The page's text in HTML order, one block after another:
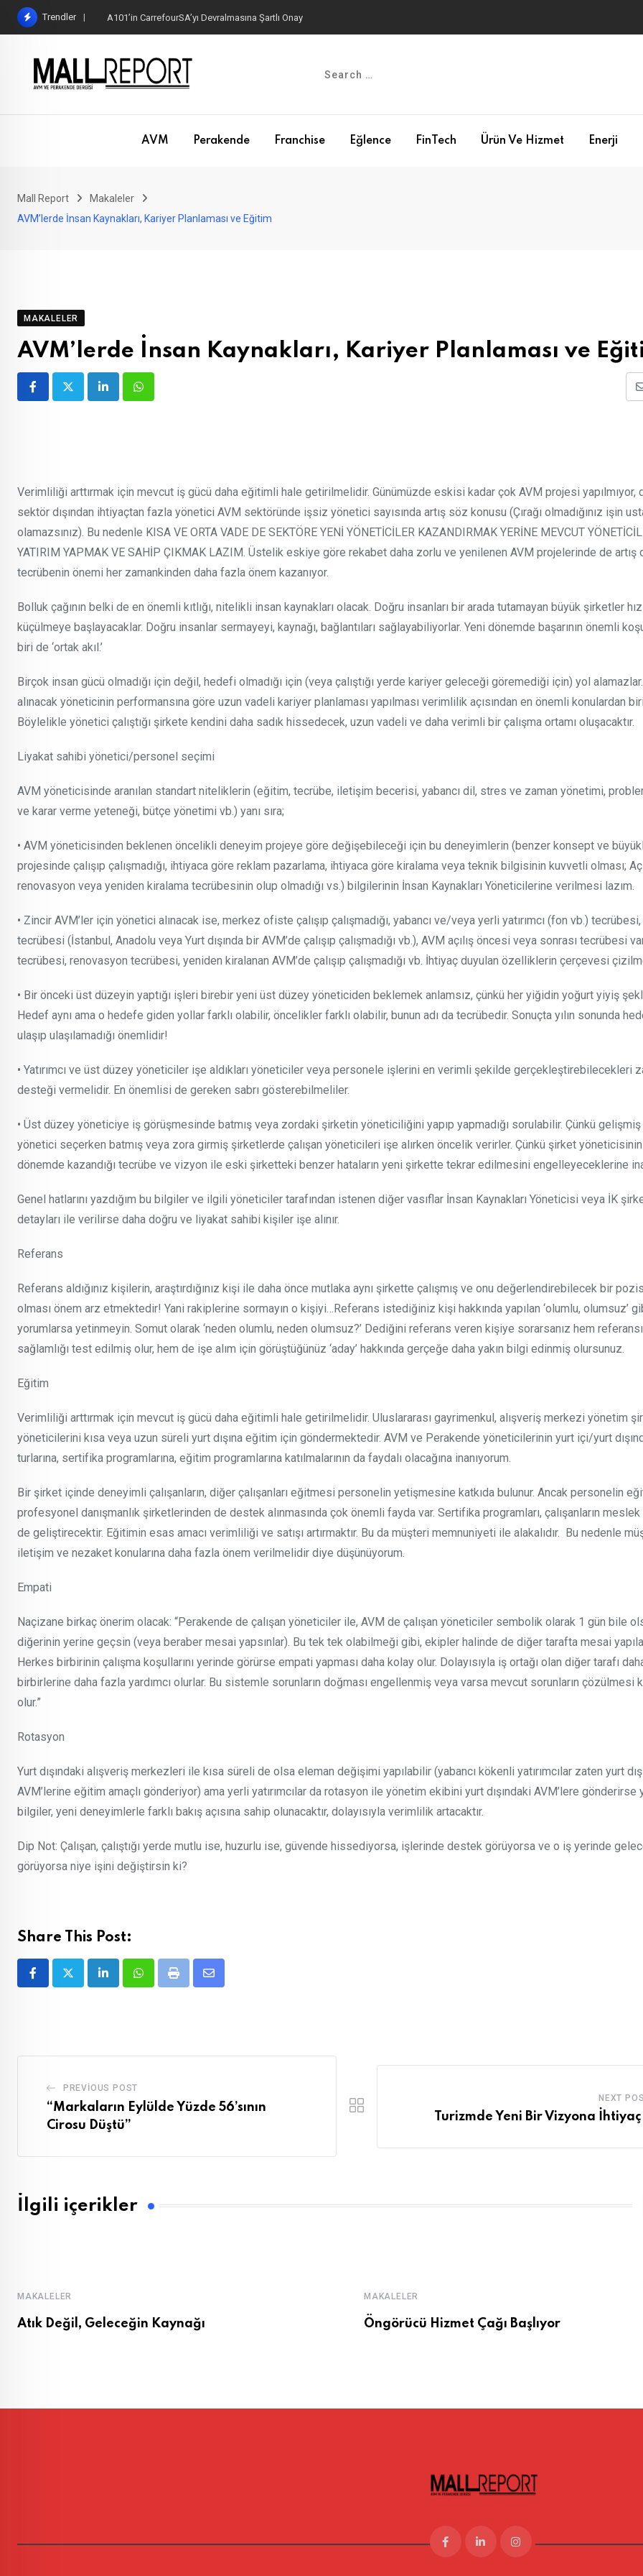
Skip
Trendler A101’in CarrefourSA’yı Devralmasına Şartlı Onay
AVM Perakende Franchise Eğlence FinTech Ürün Ve Hizmet Enerji
Mall Report
Makaleler
AVM’lerde İnsan Kaynakları, Kariyer Planlaması ve Eğitim
MAKALELER
AVM’lerde İnsan Kaynakları, Kariyer Planlaması ve
LinkedInWhatsapp
Verimliliği arttırmak için mevcut iş gücü daha eğitimli hale getirilmelidir. Günümüzde eskisi kadar çok AVM projesi yapılmıyor,
sektör dışından ihtiyaçtan fazla yönetici AVM sektöründe işsiz yönetici sayısında artış söz konusu (Çırağı olmadığınız işin
olamazsınız). Bu nedenle KISA VE ORTA VADE DE SEKTÖRE YENİ YÖNETİCİLER KAZANDIRMAK YERİNE MEVCUT
YATIRIM YAPMAK VE SAHİP ÇIKMAK LAZIM. Üstelik eskiye göre rekabet daha zorlu ve yenilenen AVM projelerinde de artış
tecrübenin önemi her zamankinden daha fazla önem kazanıyor.
Bolluk çağının belki de en önemli kıtlığı, nitelikli insan kaynakları olacak. Doğru insanları bir arada tutamayan büyük şirketler
küçülmeye başlayacaklar. Doğru insanlar sermayeyi, kaynağı, bağlantıları sağlayabiliyorlar. Yeni dönemde başarının önemli
biri de ‘ortak akıl.’
Birçok insan gücü olmadığı için değil, hedefi olmadığı için (veya çalıştığı yerde kariyer geleceği göremediği için) yol
alınacak yöneticinin performansına göre uzun vadeli kariyer planlaması yapılması verimlilik açısından en önemli konulardan
Böylelikle yönetici çalıştığı şirkete kendini daha sadık hissedecek, uzun vadeli ve daha verimli bir çalışma ortamı oluşacaktır.
Liyakat sahibi yönetici/personel seçimi
AVM yöneticisinde aranılan standart niteliklerin (eğitim, tecrübe, iletişim becerisi, yabancı dil, stres ve zaman yönetimi,
ve karar verme yeteneği, bütçe yönetimi vb.) yanı sıra;
• AVM yöneticisinden beklenen öncelikli deneyim projeye göre değişebileceği için bu deneyimlerin (benzer konsept ve
projesinde çalışıp çalışmadığı, ihtiyaca göre reklam pazarlama, ihtiyaca göre kiralama veya teknik bilgisinin kuvvetli olması;
renovasyon veya yeniden kiralama tecrübesinin olup olmadığı vs.) bilgilerinin İnsan Kaynakları Yöneticilerine verilmesi lazım.
• Zincir AVM’ler için yönetici alınacak ise, merkez ofiste çalışıp çalışmadığı, yabancı ve/veya yerli yatırımcı (fon vb.)
tecrübesi (İstanbul, Anadolu veya Yurt dışında bir AVM’de çalışıp çalışmadığı vb.), AVM açılış öncesi veya sonrası tecrübesi
tecrübesi, renovasyon tecrübesi, yeniden kiralanan AVM’de çalışıp çalışmadığı vb. İhtiyaç duyulan özelliklerin çerçevesi
• Bir önceki üst düzeyin yaptığı işleri birebir yeni üst düzey yöneticiden beklemek anlamsız, çünkü her yiğidin yoğurt yiyiş
Hedef aynı ama o hedefe giden yollar farklı olabilir, öncelikler farklı olabilir, bunun adı da tecrübedir. Sonuçta yılın sonunda
ulaşıp ulaşılamadığı önemlidir!
• Yatırımcı ve üst düzey yöneticiler işe aldıkları yöneticiler veya personele işlerini en verimli şekilde gerçekleştirebilecekleri
desteği vermelidir. En önemlisi de gereken sabrı gösterebilmeliler.
• Üst düzey yöneticiye iş görüşmesinde batmış veya zordaki şirketin yöneticiliğini yapıp yapmadığı sorulabilir. Çünkü
yönetici seçerken batmış veya zora girmiş şirketlerde çalışan yöneticileri işe alırken öncelik verirler. Çünkü şirket
dönemde kazandığı tecrübe ve vizyon ile eski şirketteki benzer hataların yeni şirkette tekrar edilmesini engelleyeceklerine
Genel hatlarını yazdığım bu bilgiler ve ilgili yöneticiler tarafından istenen diğer vasıflar İnsan Kaynakları Yöneticisi veya İK
detayları ile verilirse daha doğru ve liyakat sahibi kişiler işe alınır.
Referans
Referans aldığınız kişilerin, araştırdığınız kişi ile daha önce mutlaka aynı şirkette çalışmış ve onu değerlendirebilecek bir
olması önem arz etmektedir! Yani rakiplerine sormayın o kişiyi…Referans istediğiniz kişi hakkında yapılan ‘olumlu, olumsuz’
yorumlarsa yetinmeyin. Somut olarak ‘neden olumlu, neden olumsuz?’ Dediğini referans veren kişiye sorarsanız hem
sağlamlığı test edilmiş olur, hem de işe alım için görüştüğünüz ‘aday’ hakkında gerçeğe daha yakın bilgi edinmiş olursunuz.
Eğitim
Verimliliği arttırmak için mevcut iş gücü daha eğitimli hale getirilmelidir. Uluslararası gayrimenkul, alışveriş merkezi yönetim
yöneticilerini kısa veya uzun süreli yurt dışına eğitim için göndermektedir. AVM ve Perakende yöneticilerinin yurt içi/yurt
turlarına, sertifika programlarına, eğitim programlarına katılmalarının da faydalı olacağına inanıyorum.
Bir şirket içinde deneyimli çalışanların, diğer çalışanları eğitmesi personelin yetişmesine katkıda bulunur. Ancak personelin
profesyonel danışmanlık şirketlerinden de destek alınmasında çok önemli fayda var. Sertifika programları, çalışanların
de geliştirecektir. Eğitimin esas amacı verimliliği ve satışı artırmaktır. Bu da müşteri memnuniyeti ile alakalıdır. Bu nedenle
iletişim ve nezaket konularına daha fazla önem verilmelidir diye düşünüyorum.
Empati
Naçizane birkaç önerim olacak: “Perakende de çalışan yöneticiler ile, AVM de çalışan yöneticiler sembolik olarak 1 gün bile
diğerinin yerine geçsin (veya beraber mesai yapsınlar). Bu tek tek olabilmeği gibi, ekipler halinde de diğer tarafta mesai
Herkes birbirinin çalışma koşullarını yerinde görürse empati yapması daha kolay olur. Dolayısıyla iş ortağı olan diğer tarafı
birbirlerine daha fazla yardımcı olurlar. Bu sistemle sorunların doğması engellenmiş veya varsa mevcut sorunların çözülmesi
olur.”
Rotasyon
Yurt dışındaki alışveriş merkezleri ile kısa süreli de olsa eleman değişimi yapılabilir (yabancı kökenli yatırımcılar zaten yurt
AVM’lerine eğitim amaçlı gönderiyor) ama yerli yatırımcılar da rotasyon ile yönetim ekibini yurt dışındaki AVM’lere gönderirse
bilgiler, yeni deneyimlerle farklı bakış açısına sahip olunacaktır, dolayısıyla verimlilik artacaktır.
Dip Not: Çalışan, çalıştığı yerde mutlu ise, huzurlu ise, güvende hissediyorsa, işlerinde destek görüyorsa ve o iş yerinde
görüyorsa niye işini değiştirsin ki?
Share This Post:
LinkedInWhatsappPrint
Share
PREVIOUS POST
“Markaların Eylülde Yüzde 56’sının
Cirosu Düştü”
NEXT
Turizmde Yeni Bir Vizyona
İlgili içerikler
MAKALELER
Atık Değil, Geleceğin Kaynağı
MAKALELER
Öngörücü Hizmet Çağı Başlıyor